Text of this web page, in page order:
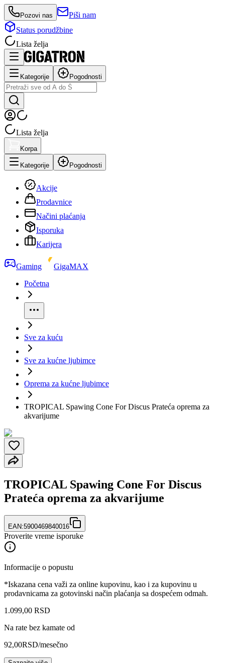
Pozovi nas
Piši nam
Status porudžbine
Lista želja
Kategorije Pogodnosti
Lista želja
Korpa
Kategorije Pogodnosti
Akcije
Prodavnice
Načini plaćanja
Isporuka
Karijera
Gaming
GigaMAX
Početna
Sve za kuću
Sve za kućne ljubimce
Oprema za kućne ljubimce
TROPICAL Spawing Cone For Discus Prateća oprema za
akvarijume
TROPICAL Spawing Cone For Discus
Prateća oprema za akvarijume
EAN:5900469840016
Proverite vreme isporuke
Informacije o popustu
*Iskazana cena važi za online kupovinu, kao i za kupovinu u
prodavnicama za gotovinski način plaćanja sa dospećem odmah.
1.099,00 RSD
Na rate bez kamate od
92,00RSD/mesečno